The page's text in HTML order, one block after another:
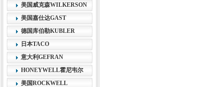
美国威克森WILKERSON
美国嘉仕达GAST
德国库伯勒KUBLER
日本TACO
意大利GEFRAN
HONEYWELL霍尼韦尔
美国ROCKWELL